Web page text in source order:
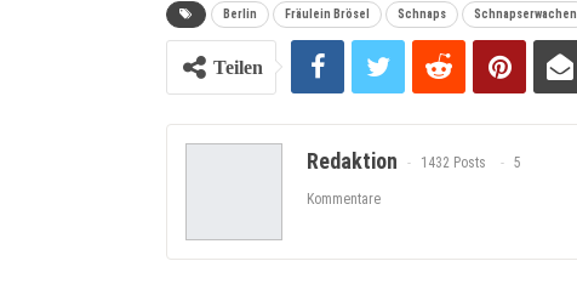
Berlin Fräulein Brösel Schnaps Schnapserwachen
Teilen
Redaktion 1432 Posts 5
Kommentare